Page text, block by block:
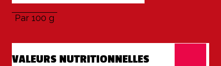
Par 100 g
VALEURS NUTRITIONNELLES